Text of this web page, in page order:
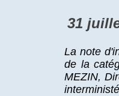
31
La note
de la
MEZIN,